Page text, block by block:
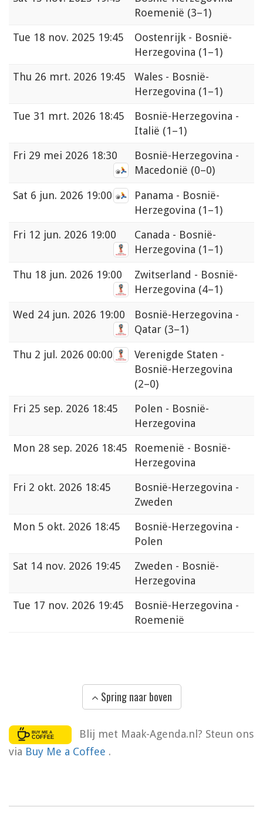
Roemenië (3–1)
Tue 18 nov. 2025 19:45
Oostenrijk - Bosnië-
Herzegovina (1–1)
Thu 26 mrt. 2026 19:45
Wales - Bosnië-
Herzegovina (1–1)
Tue 31 mrt. 2026 18:45
Bosnië-Herzegovina -
Italië (1–1)
Fri 29 mei 2026 18:30
Bosnië-Herzegovina -
Macedonië (0–0)
Sat 6 jun. 2026 19:00
Panama - Bosnië-
Herzegovina (1–1)
Fri 12 jun. 2026 19:00
Canada - Bosnië-
Herzegovina (1–1)
Thu 18 jun. 2026 19:00
Zwitserland - Bosnië-
Herzegovina (4–1)
Wed 24 jun. 2026 19:00
Bosnië-Herzegovina -
Qatar (3–1)
Thu 2 jul. 2026 00:00
Verenigde Staten -
Bosnië-Herzegovina
(2–0)
Fri 25 sep. 2026 18:45
Polen - Bosnië-
Herzegovina
Mon 28 sep. 2026 18:45
Roemenië - Bosnië-
Herzegovina
Fri 2 okt. 2026 18:45
Bosnië-Herzegovina -
Zweden
Mon 5 okt. 2026 18:45
Bosnië-Herzegovina -
Polen
Sat 14 nov. 2026 19:45
Zweden - Bosnië-
Herzegovina
Tue 17 nov. 2026 19:45
Bosnië-Herzegovina -
Roemenië
Spring naar boven
Blij met Maak-Agenda.nl? Steun ons
via Buy Me a Coffee .